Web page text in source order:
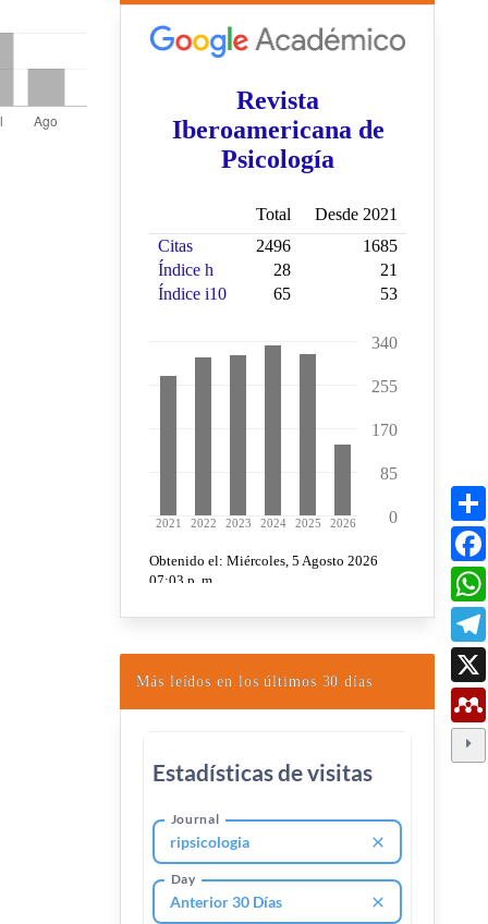
Más leídos en los últimos 30 días